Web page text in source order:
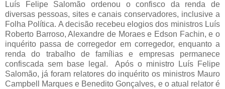
Luís Felipe Salomão ordenou o confisco da renda de
diversas pessoas, sites e canais conservadores, inclusive a
Folha Política. A decisão recebeu elogios dos ministros Luís
Roberto Barroso, Alexandre de Moraes e Edson Fachin, e o
inquérito passa de corregedor em corregedor, enquanto a
renda do trabalho de famílias e empresas permanece
confiscada sem base legal. Após o ministro Luís Felipe
Salomão, já foram relatores do inquérito os ministros Mauro
Campbell Marques e Benedito Gonçalves, e o atual relator é